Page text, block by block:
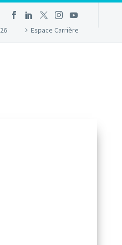
Espace Carrière